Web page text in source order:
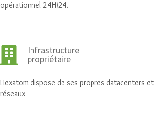
opérationnel 24H/24.
Infrastructure
propriétaire
Hexatom dispose de ses propres datacenters et
réseaux